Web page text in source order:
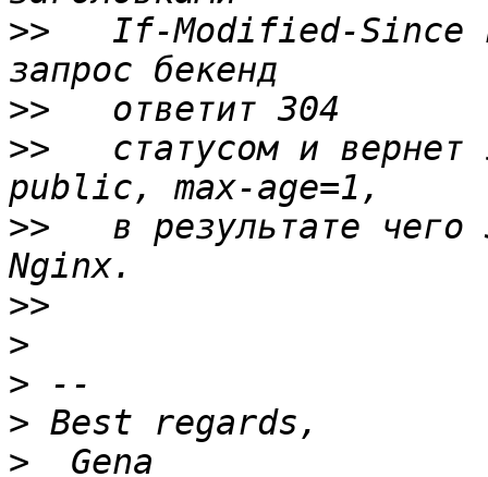
>>
If-Modified-Since
>>
>>
статусом и вернет
>>
в результате чего
>>
>
>
>
>